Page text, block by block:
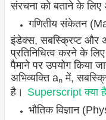
संरचना को बताने के लिए
गणितीय संकेतन
इंडेक्स, सबस्क्रिप्ट और
प्रतिनिधित्व करने के
पैमाने पर उपयोग किया
अभिव्यक्ति aₙ में,
है। Superscript क्या
भौतिक विज्ञान